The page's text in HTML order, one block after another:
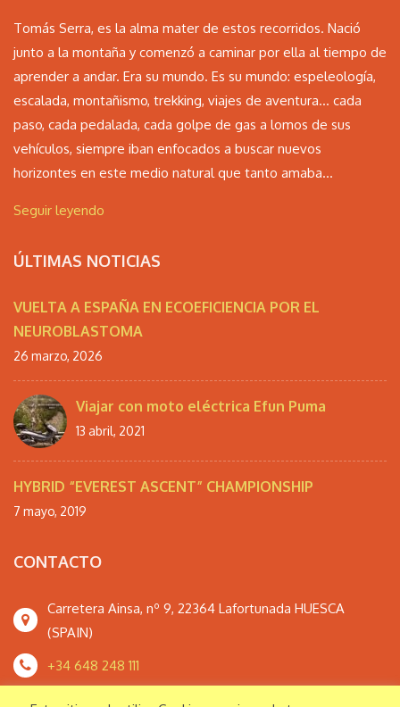
Tomás Serra, es la alma mater de estos recorridos. Nació
junto a la montaña y comenzó a caminar por ella al tiempo de
aprender a andar. Era su mundo. Es su mundo: espeleología,
escalada, montañismo, trekking, viajes de aventura… cada
paso, cada pedalada, cada golpe de gas a lomos de sus
vehículos, siempre iban enfocados a buscar nuevos
horizontes en este medio natural que tanto amaba...
Seguir leyendo
ÚLTIMAS NOTICIAS
VUELTA A ESPAÑA EN ECOEFICIENCIA POR EL
NEUROBLASTOMA
26 marzo, 2026
Viajar con moto eléctrica Efun Puma
13 abril, 2021
HYBRID “EVEREST ASCENT” CHAMPIONSHIP
7 mayo, 2019
CONTACTO
Carretera Ainsa, nº 9, 22364 Lafortunada HUESCA
(SPAIN)
+34 648 248 111